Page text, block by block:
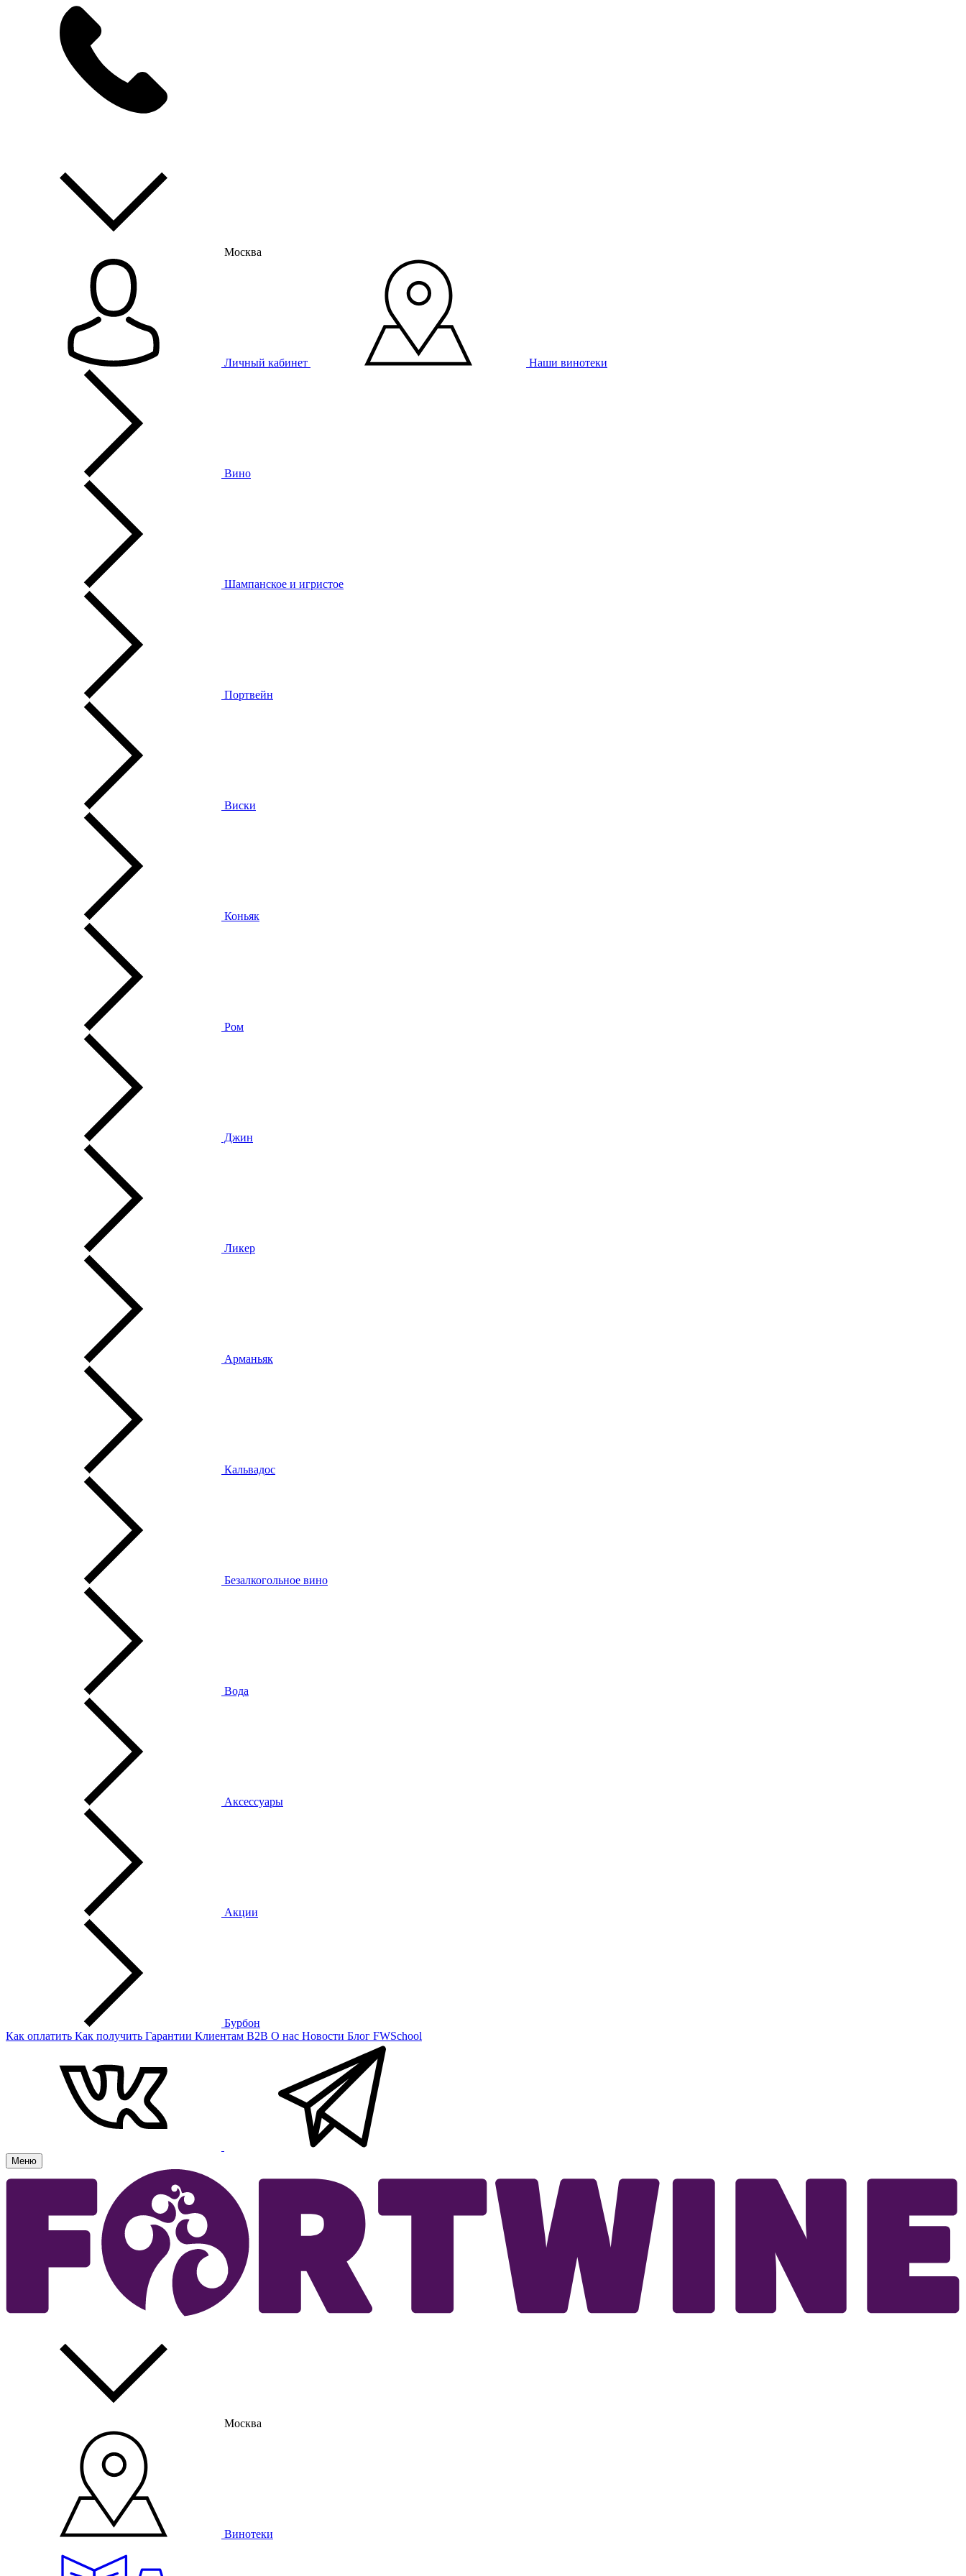
Москва
Личный кабинет Наши винотеки
Вино
Шампанское и игристое
Портвейн
Виски
Коньяк
Ром
Джин
Ликер
Арманьяк
Кальвадос
Безалкогольное вино
Вода
Аксессуары
Акции
Бурбон
Как оплатить Как получить Гарантии Клиентам B2B О нас Новости Блог FWSchool
Меню
Москва
Винотеки